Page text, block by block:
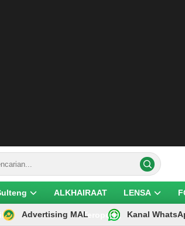
ALKHAIRAAT LENSA
Teropong
Advertising MAL Kanal